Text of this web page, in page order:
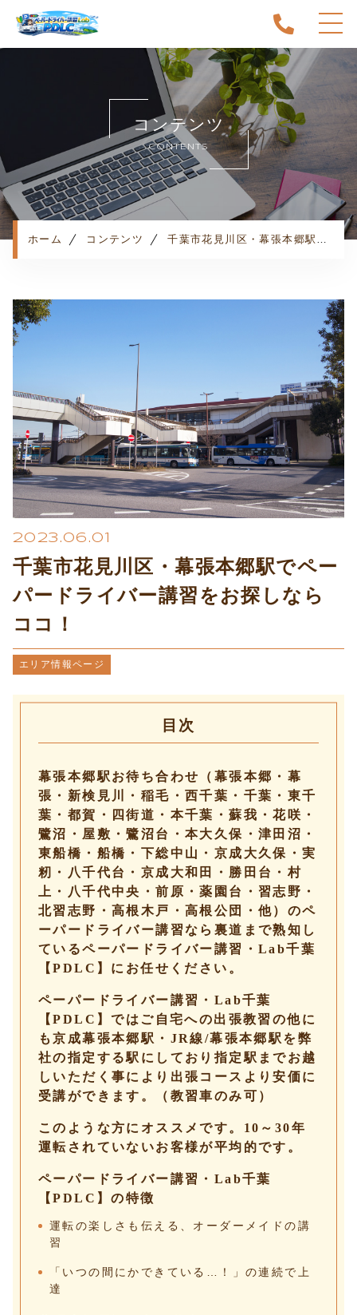
ホーム
当スクールについて
キャンペーン
料金表・コース
出張エリア
予約状況
プライバシーポリシー
コンテンツ
CONTENTS
ホーム コンテンツ 千葉市花見川区・幕張本郷駅でペーパードライバー講習をお探しならココ！
2023.06.01
千葉市花見川区・幕張本郷駅でペー
パードライバー講習をお探しなら
ココ！
エリア情報ページ
目次
幕張本郷駅お待ち合わせ（幕張本郷・幕
張・新検見川・稲毛・西千葉・千葉・東千
葉・都賀・四街道・本千葉・蘇我・花咲・
鷺沼・屋敷・鷺沼台・本大久保・津田沼・
東船橋・船橋・下総中山・京成大久保・実
籾・八千代台・京成大和田・勝田台・村
上・八千代中央・前原・薬園台・習志野・
北習志野・高根木戸・高根公団・他）のペ
ーパードライバー講習なら裏道まで熟知し
ているペーパードライバー講習・Lab千葉
【PDLC】にお任せください。
ペーパードライバー講習・Lab千葉
【PDLC】ではご自宅への出張教習の他に
も京成幕張本郷駅・JR線/幕張本郷駅を弊
社の指定する駅にしており指定駅までお越
しいただく事により出張コースより安価に
受講ができます。（教習車のみ可）
このような方にオススメです。10～30年
運転されていないお客様が平均的です。
ペーパードライバー講習・Lab千葉
【PDLC】の特徴
運転の楽しさも伝える、オーダーメイドの講
習
「いつの間にかできている…！」の連続で上
達